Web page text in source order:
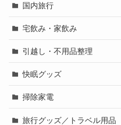
国内旅行
宅飲み・家飲み
引越し・不用品整理
快眠グッズ
掃除家電
旅行グッズ／トラベル用品